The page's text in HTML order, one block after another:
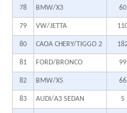
78 BMW/X3 60
79 VW/JETTA
80 CAOA CHERY/TIGGO 2
81 FORD/BRONCO 99
82 BMW/X5 66
83 AUDI/A3 SEDAN 5